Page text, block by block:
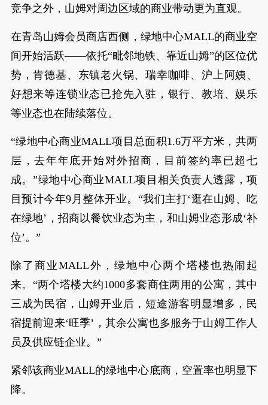
竞争之外，山姆对周边区域的商业带动更为直观。
在青岛山姆会员商店西侧，绿地中心MALL的商业空
间开始活跃——依托“毗邻地铁、靠近山姆”的区位优
势，肯德基、东镇老火锅、瑞幸咖啡、沪上阿姨、
好想来等连锁业态已抢先入驻，银行、教培、娱乐
等业态也在陆续落位。
“绿地中心商业MALL项目总面积1.6万平方米，共两
层，去年年底开始对外招商，目前签约率已超七
成。”绿地中心商业MALL项目相关负责人透露，项
目预计今年9月整体开业。“我们主打‘逛在山姆、吃
在绿地’，招商以餐饮业态为主，和山姆业态形成‘补
位’。”
除了商业MALL外，绿地中心两个塔楼也热闹起
来。“两个塔楼大约1000多套商住两用的公寓，其中
三成为民宿，山姆开业后，短途游客明显增多，民
宿提前迎来‘旺季’，其余公寓也多服务于山姆工作人
员及供应链企业。”
紧邻该商业MALL的绿地中心底商，空置率也明显下
降。